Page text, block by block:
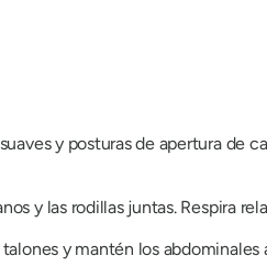
y posturas de apertura de
y las rodillas juntas. Respira
y mantén los abdominales